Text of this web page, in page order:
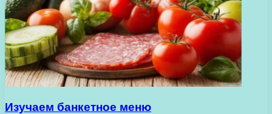
Изучаем банкетное меню